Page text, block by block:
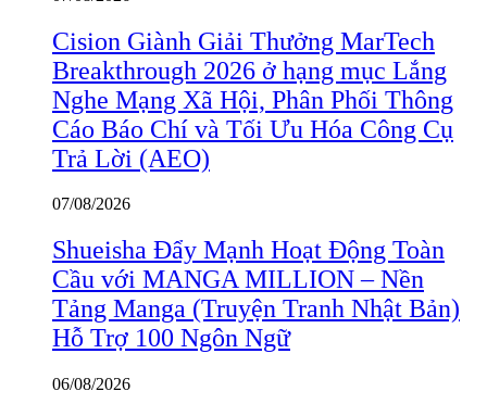
Cision Giành Giải Thưởng MarTech
Breakthrough 2026 ở hạng mục Lắng
Nghe Mạng Xã Hội, Phân Phối Thông
Cáo Báo Chí và Tối Ưu Hóa Công Cụ
Trả Lời (AEO)
07/08/2026
Shueisha Đẩy Mạnh Hoạt Động Toàn
Cầu với MANGA MILLION – Nền
Tảng Manga (Truyện Tranh Nhật Bản)
Hỗ Trợ 100 Ngôn Ngữ
06/08/2026